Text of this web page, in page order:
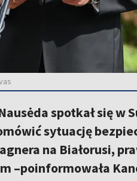
spotkał się w
sytuację
na Białorusi,
–poinformowała